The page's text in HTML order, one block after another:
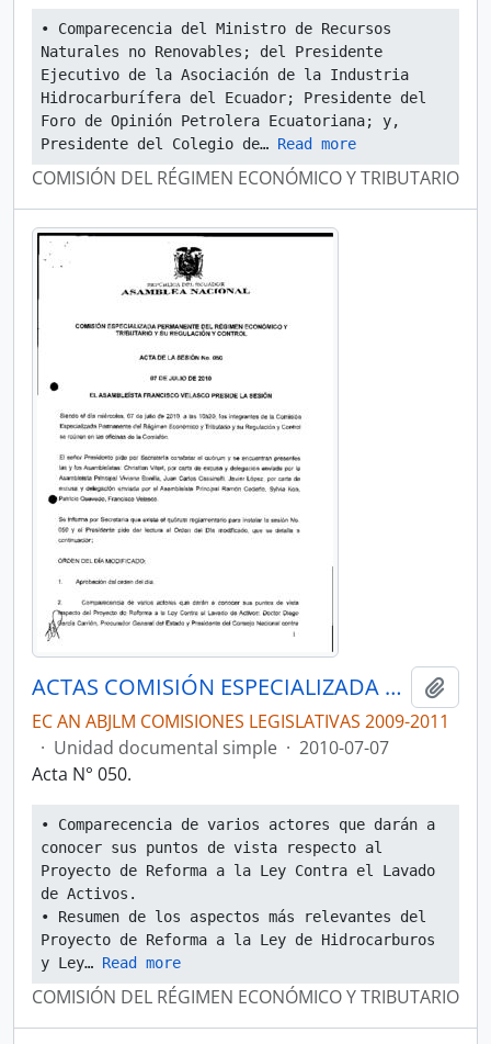
• Comparecencia del Ministro de Recursos
Naturales no Renovables; del Presidente
Ejecutivo de la Asociación de la Industria
Hidrocarburífera del Ecuador; Presidente del
Foro de Opinión Petrolera Ecuatoriana; y,
Presidente del Colegio de… Read more
COMISIÓN DEL RÉGIMEN ECONÓMICO Y TRIBUTARIO
ACTAS COMISIÓN ESPECIALIZADA PERMANENTE DEL RÉGIMEN ECONÓMICO Y TRIBUTARIO Y SU REGULACIÓN Y CONTROL
EC AN ABJLM COMISIONES LEGISLATIVAS 2009-2011
· Unidad documental simple · 2010-07-07
Acta N° 050.
• Comparecencia de varios actores que darán a
conocer sus puntos de vista respecto al
Proyecto de Reforma a la Ley Contra el Lavado
de Activos.
• Resumen de los aspectos más relevantes del
Proyecto de Reforma a la Ley de Hidrocarburos
y Ley… Read more
COMISIÓN DEL RÉGIMEN ECONÓMICO Y TRIBUTARIO